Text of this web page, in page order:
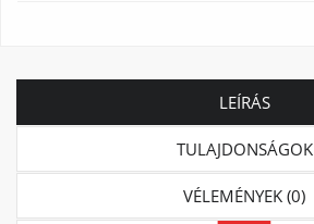
LEÍRÁS
TULAJDONSÁGOK
VÉLEMÉNYEK (0)